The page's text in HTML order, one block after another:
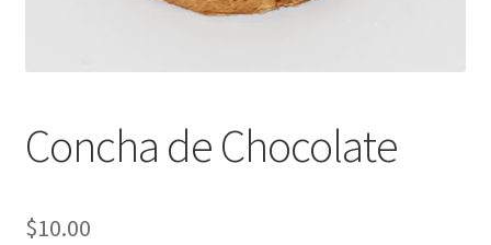
Concha de Chocolate
$10.00